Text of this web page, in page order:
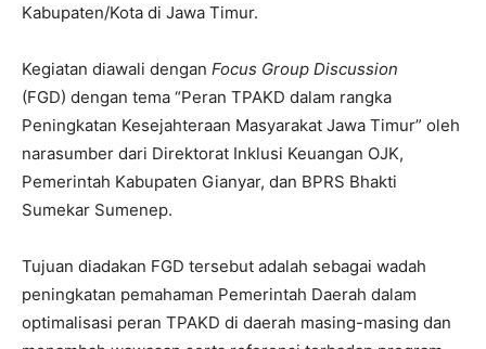
Kabupaten/Kota di Jawa Timur.
Kegiatan diawali dengan Focus Group Discussion
(FGD) dengan tema “Peran TPAKD dalam rangka
Peningkatan Kesejahteraan Masyarakat Jawa Timur” oleh
narasumber dari Direktorat Inklusi Keuangan OJK,
Pemerintah Kabupaten Gianyar, dan BPRS Bhakti
Sumekar Sumenep.
Tujuan diadakan FGD tersebut adalah sebagai wadah
peningkatan pemahaman Pemerintah Daerah dalam
optimalisasi peran TPAKD di daerah masing-masing dan